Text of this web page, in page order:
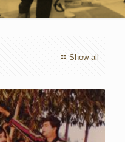
Show all